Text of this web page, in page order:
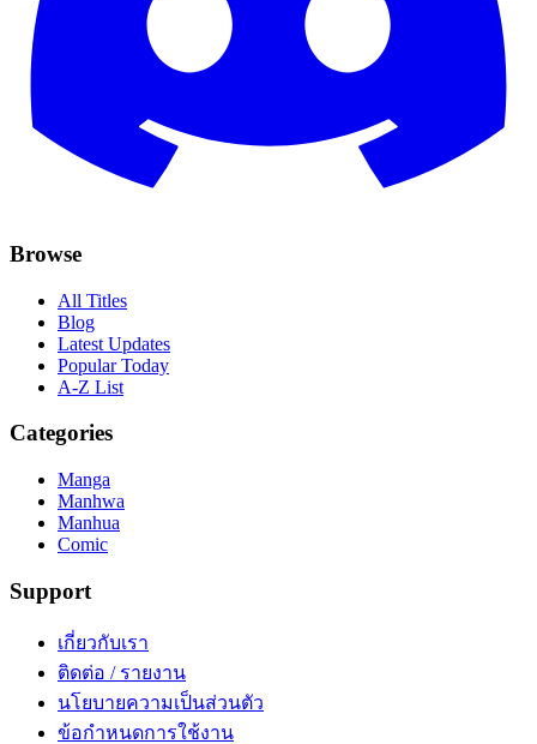
Browse
All Titles
Blog
Latest Updates
Popular Today
A-Z List
Categories
Manga
Manhwa
Manhua
Comic
Support
เกี่ยวกับเรา
ติดต่อ / รายงาน
นโยบายความเป็นส่วนตัว
ข้อกำหนดการใช้งาน